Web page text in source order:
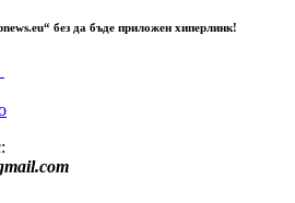
без да бъде приложен хиперлинк!